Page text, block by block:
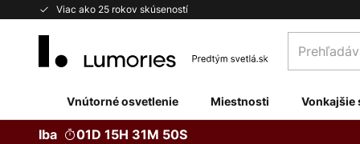
Viac ako 25 rokov skúseností
Skip
obchod
Vnútorné osvetlenie Miestnosti Vonkajšie
Iba 01D 15H 31M 49S